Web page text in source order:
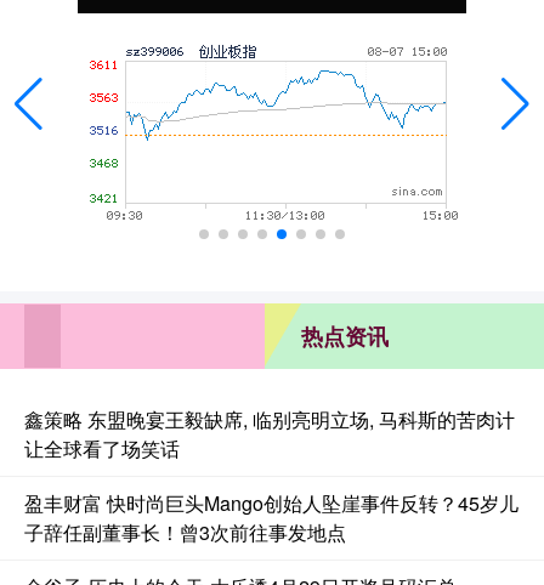
热点资讯
鑫策略 东盟晚宴王毅缺席, 临别亮明立场, 马科斯的苦肉计
让全球看了场笑话
盈丰财富 快时尚巨头Mango创始人坠崖事件反转？45岁儿
子辞任副董事长！曾3次前往事发地点